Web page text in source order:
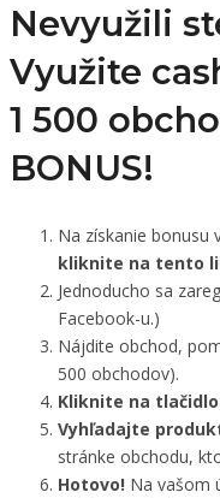
Nevyužili
Využite
1 500
BONUS!
Na získanie bonusu
kliknite na tento
Jednoducho sa
Facebook-u.)
Nájdite obchod,
500 obchodov).
Kliknite na
Vyhľadajte
stránke obchodu,
Hotovo! Na vašom